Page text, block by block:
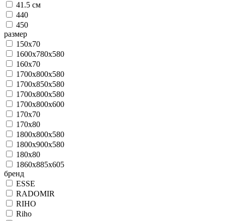
41.5 см
440
450
размер
150х70
1600x780x580
160х70
1700x800x580
1700x850x580
1700х800х580
1700х800х600
170х70
170х80
1800х800х580
1800х900х580
180х80
1860x885x605
бренд
ESSE
RADOMIR
RIHO
Riho